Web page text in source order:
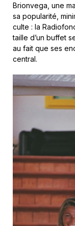
Brionvega, une
sa popularité,
culte : la
taille d’un buffet
au fait que ses
central.